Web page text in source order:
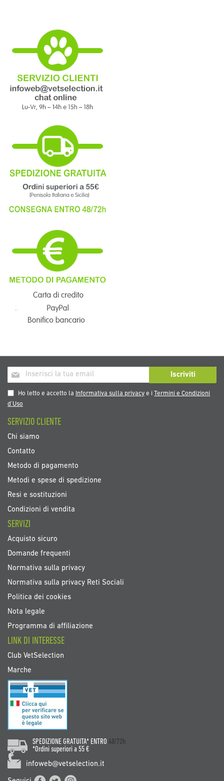
Iscriviti
alla
nostra
Newsletter:
Iscriviti
Ho letto e accetto la Informativa sulla privacy e iTermini e Condizioni
d’Uso
SERVIZIO CLIENTE
Chi siamo
Contatto
Metodo di pagamento
Metodi e spese di spedizione
Resi e sostituzioni
Condizioni di vendita
SERVIZI
Acquisto sicuro
Domande frequenti
Normativa sulla privacy
Normativa sulla privacy Reti Sociali
Politica dei cookies
Nota legale
Programma di affiliazione
LINK DI INTERESSE
Club VetSelection
Marche
SPEDIZIONE GRATUITA* ENTRO 48/72h
*Ordini superiori a 55 €
infoweb@vetselection.it